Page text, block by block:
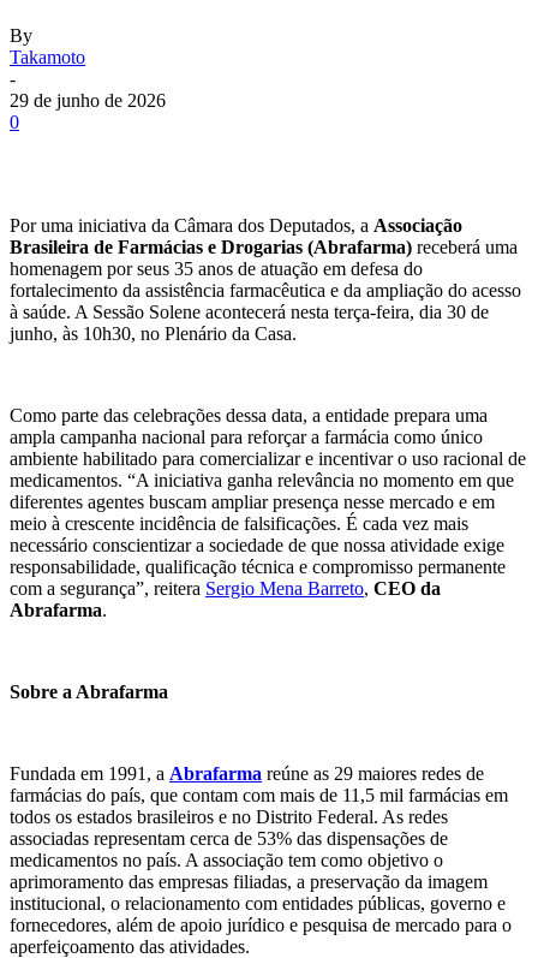
By
Takamoto
-
29 de junho de 2026
0
Por uma iniciativa da Câmara dos Deputados, a Associação
Brasileira de Farmácias e Drogarias (Abrafarma) receberá uma
homenagem por seus 35 anos de atuação em defesa do
fortalecimento da assistência farmacêutica e da ampliação do acesso
à saúde. A Sessão Solene acontecerá nesta terça-feira, dia 30 de
junho, às 10h30, no Plenário da Casa.
Como parte das celebrações dessa data, a entidade prepara uma
ampla campanha nacional para reforçar a farmácia como único
ambiente habilitado para comercializar e incentivar o uso racional de
medicamentos. “A iniciativa ganha relevância no momento em que
diferentes agentes buscam ampliar presença nesse mercado e em
meio à crescente incidência de falsificações. É cada vez mais
necessário conscientizar a sociedade de que nossa atividade exige
responsabilidade, qualificação técnica e compromisso permanente
com a segurança”, reitera Sergio Mena Barreto, CEO da
Abrafarma.
Sobre a Abrafarma
Fundada em 1991, a Abrafarma reúne as 29 maiores redes de
farmácias do país, que contam com mais de 11,5 mil farmácias em
todos os estados brasileiros e no Distrito Federal. As redes
associadas representam cerca de 53% das dispensações de
medicamentos no país. A associação tem como objetivo o
aprimoramento das empresas filiadas, a preservação da imagem
institucional, o relacionamento com entidades públicas, governo e
fornecedores, além de apoio jurídico e pesquisa de mercado para o
aperfeiçoamento das atividades.